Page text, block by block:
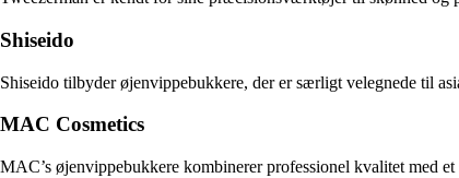
Shiseido
Shiseido tilbyder øjenvippebukkere, der er særligt velegnede til
MAC Cosmetics
MAC’s øjenvippebukkere kombinerer professionel kvalitet med